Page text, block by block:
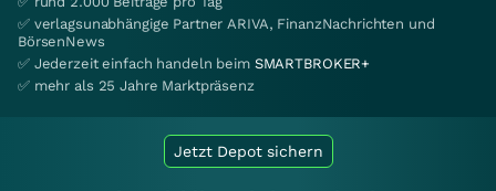
✅ verlagsunabhängige Partner ARIVA, FinanzNachrichten und
BörsenNews
✅ Jederzeit einfach handeln beim SMARTBROKER+
✅ mehr als 25 Jahre Marktpräsenz
Jetzt Depot sichern